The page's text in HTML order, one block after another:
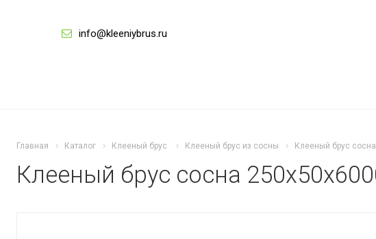
info@kleeniybrus.ru
Главная Каталог Клееный брус Клееный брус из сосны Клееный брус
Клееный брус сосна